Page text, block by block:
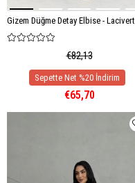
Gizem Düğme Detay Elbise - Lacivert
€82,13
€65,70